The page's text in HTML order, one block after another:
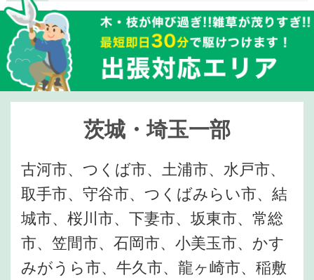
茨城・埼玉一部
古河市、つくば市、土浦市、水戸市、
取手市、守谷市、つくばみらい市、結
城市、桜川市、下妻市、坂東市、常総
市、笠間市、石岡市、小美玉市、かす
みがうら市、牛久市、龍ヶ崎市、稲敷